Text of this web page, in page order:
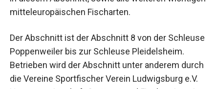
mitteleuropäischen Fischarten.
Der Abschnitt ist der Abschnitt 8 von der Schleuse
Poppenweiler bis zur Schleuse Pleidelsheim.
Betrieben wird der Abschnitt unter anderem durch
die Vereine Sportfischer Verein Ludwigsburg e.V.